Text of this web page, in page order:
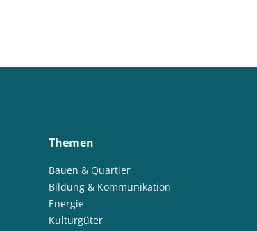
Themen
Bauen & Quartier
Bildung & Kommunikation
Energie
Kulturgüter